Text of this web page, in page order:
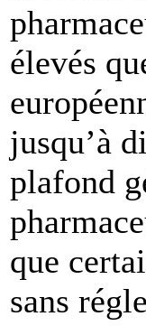
élevés
jusqu’à
plafond
que
sans